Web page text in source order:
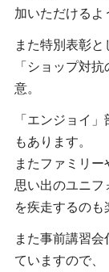
加いただけるよ
また特別表彰と
「ショップ対
意。
「エンジョイ
もあります。
またファミリー
思い出のユニフ
を疾走するのも
また事前講習
ていますので、